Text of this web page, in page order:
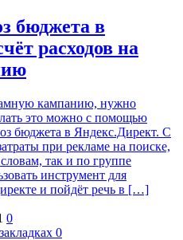
бюджета в
расходов на
кампанию, нужно
это можно с помощью
бюджета в Яндекс.Директ. С
при рекламе на поиске,
так и по группе
инструмент для
и пойдёт речь в […]
0
0